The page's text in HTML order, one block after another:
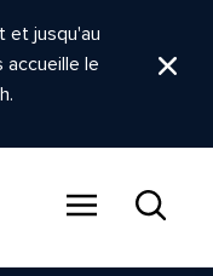
et jusqu'au
accueille le